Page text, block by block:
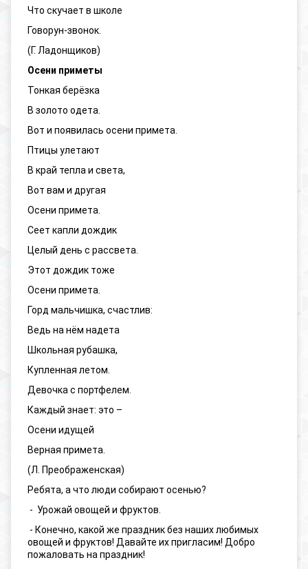
Что скучает в школе
Говорун-звонок.
(Г. Ладонщиков)
Осени приметы
Тонкая берёзка
В золото одета.
Вот и появилась осени примета.
Птицы улетают
В край тепла и света,
Вот вам и другая
Осени примета.
Сеет капли дождик
Целый день с рассвета.
Этот дождик тоже
Осени примета.
Горд мальчишка, счастлив:
Ведь на нём надета
Школьная рубашка,
Купленная летом.
Девочка с портфелем.
Каждый знает: это –
Осени идущей
Верная примета.
(Л. Преображенская)
Ребята, а что люди собирают осенью?
- Урожай овощей и фруктов.
- Конечно, какой же праздник без наших любимых
овощей и фруктов! Давайте их пригласим! Добро
пожаловать на праздник!